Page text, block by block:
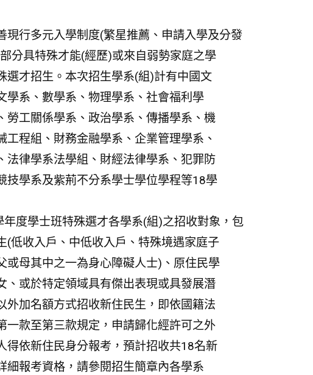
現行多元入學制度(繁星推薦、申請入學及分發
分具特殊才能(經歷)或來自弱勢家庭之學
選才招生。本次招生學系(組)計有中國文
學系、數學系、物理學系、社會福利學
勞工關係學系、政治學系、傳播學系、機
工程組、財務金融學系、企業管理學系、
法律學系法學組、財經法律學系、犯罪防
技學系及紫荊不分系學士學位學程等18學
年度學士班特殊選才各學系(組)之招收對象，包
(低收入戶、中低收入戶、特殊境遇家庭子
或母其中之一為身心障礙人士)、原住民學
、或於特定領域具有傑出表現或具發展潛
外加名額方式招收新住民生，即依國籍法
一款至第三款規定，申請歸化經許可之外
得依新住民身分報考，預計招收共18名新
細報考資格，請參閱招生簡章內各學系